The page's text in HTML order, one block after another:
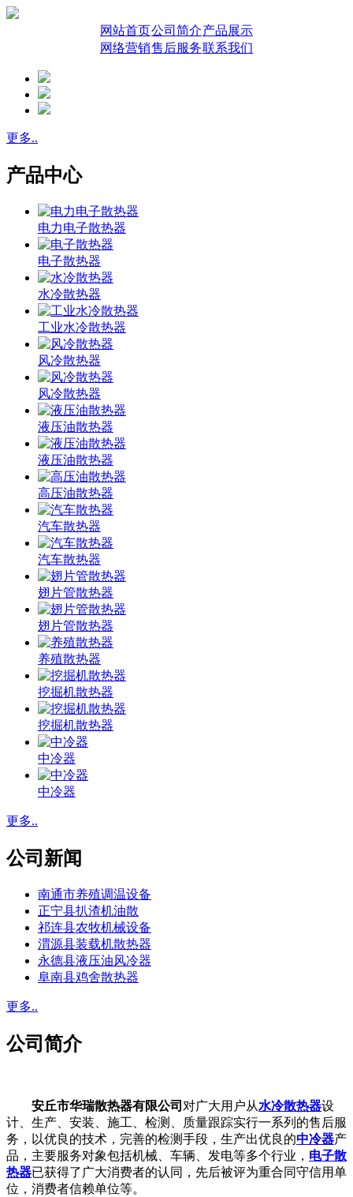
网站首页公司简介产品展示
网络营销售后服务联系我们
更多..
产品中心
电力电子散热器
电子散热器
水冷散热器
工业水冷散热器
风冷散热器
风冷散热器
液压油散热器
液压油散热器
高压油散热器
汽车散热器
汽车散热器
翅片管散热器
翅片管散热器
养殖散热器
挖掘机散热器
挖掘机散热器
中冷器
中冷器
更多..
公司新闻
南通市养殖调温设备
正宁县扒渣机油散
祁连县农牧机械设备
渭源县装载机散热器
永德县液压油风冷器
阜南县鸡舍散热器
更多..
公司简介
安丘市华瑞散热器有限公司 对广大用户从水冷散热器设
计、生产、安装、施工、检测、质量跟踪实行一系列的售后服
务，以优良的技术，完善的检测手段，生产出优良的中冷器产
品，主要服务对象包括机械、车辆、发电等多个行业， 电子散
热器已获得了广大消费者的认同，先后被评为重合同守信用单
位，消费者信赖单位等。